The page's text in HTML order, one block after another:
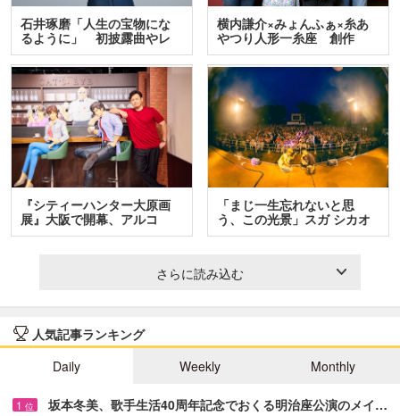
石井琢磨「人生の宝物にな
るように」 初披露曲やレ
ア…
横内謙介×みょんふぁ×糸あ
やつり人形一糸座 創作
人…
『シティーハンター大原画
展』大阪で開幕、アルコ
＆…
「まじ一生忘れないと思
う、この光景」スガ シカオ
と…
さらに読み込む
人気記事ランキング
Daily
Weekly Monthly
1 位 坂本冬美、歌手生活40周年記念でおくる明治座公演のメイ…